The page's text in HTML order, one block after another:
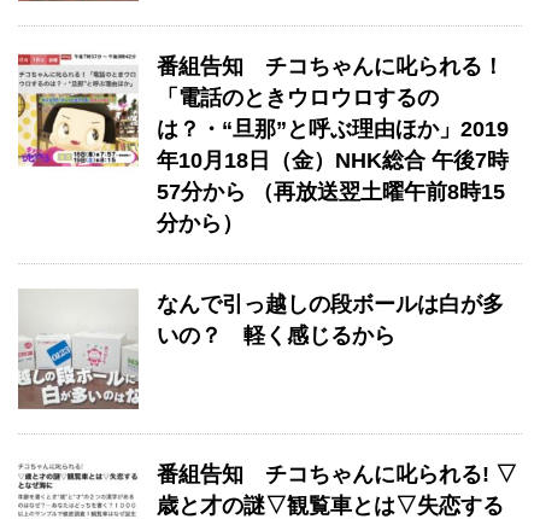
番組告知 チコちゃんに叱られる！
「電話のときウロウロするの
は？・“旦那”と呼ぶ理由ほか」2019
年10月18日（金）NHK総合 午後7時
57分から （再放送翌土曜午前8時15
分から）
なんで引っ越しの段ボールは白が多
いの？ 軽く感じるから
番組告知 チコちゃんに叱られる! ▽
歳と才の謎▽観覧車とは▽失恋する